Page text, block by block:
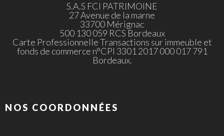
S.A.S FCI PATRIMOINE
27 Avenue de la marne
33700 Mérignac
500 130 059 RCS Bordeaux
Carte Professionnelle Transactions sur immeuble et
fonds de commerce n°CPI 3301 2017 000 017 791
Bordeaux.
NOS COORDONNÉES